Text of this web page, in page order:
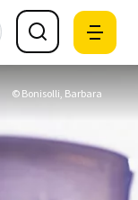
© Bonisolli, Barbara